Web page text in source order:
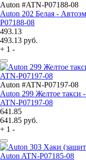
Auton #ATN-P07188-08
Auton 202 Белая -
P07188-08
493.13
493.13 руб.
+ 1 -
Auton #ATN-P07197-08
Auton 299 Желтое такси
ATN-P07197-08
641.85
641.85 руб.
+ 1 -